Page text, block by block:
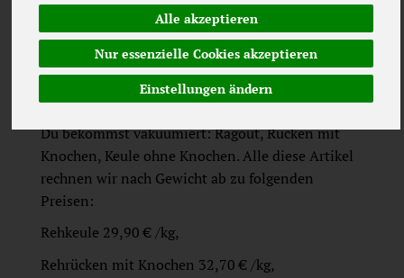
Alle akzeptieren
Nur essenzielle Cookies akzeptieren
Einstellungen ändern
Wir melden uns, wenn du an der Reihe bist und
der Förster einen Jagderfolg vermelden kann. Du
bekommst das halbe Reh, von der Fleischerei
Kaufhold in Verden zerlegt, frisch in einer
Kühlbox an die Haustür.
Du bekommst vakuumiert: Ragout, Rücken mit
Knochen, Keule ohne Knochen. Alle diese Artikel
rechnen wir nach Gewicht ab zu folgenden
Preisen:
Rehkeule 29,90 € /kg,
Rehrücken mit Knochen 32,70 € /kg,